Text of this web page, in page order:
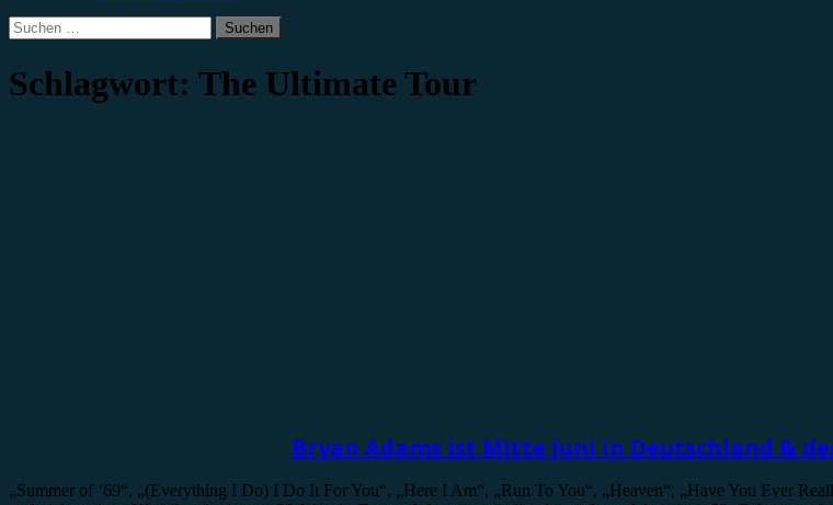
Suchen
nach:
Schlagwort: The Ultimate Tour
Bryan Adams ist Mitte Juni in Deutschland &
„Summer of ‘69“, „(Everything I Do) I Do It For You“, „Here I Am“, „Run To You“, „Heaven“, „Have You Ever